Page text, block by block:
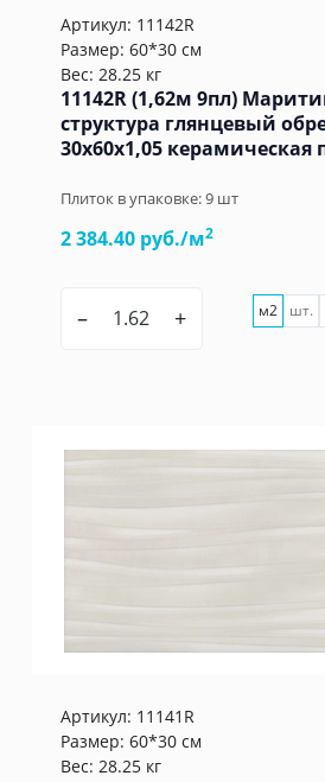
Артикул: 11142R
Размер: 60*30 см
Вес: 28.25 кг
11142R (1,62м 9пл)
структура глянцевый
30x60x1,05 керамическая
Плиток в упаковке:9 шт
2 384.40 руб./м2
– + м2 шт.
Артикул: 11141R
Размер: 60*30 см
Вес: 28.25 кг